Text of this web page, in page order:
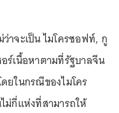
าจะเป็น ไมโครซอฟท์, กู
ร์เนื้อหาตามที่รัฐบาลจีน
ยในกรณีของไมโคร
ม่กี่แห่งที่สามารถให้